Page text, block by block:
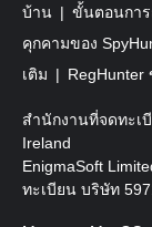
บ้าน ขั้นตอนกา
คุกคามของ
เติม
RegHunter
สำนักงานที่จดทะเ
Ireland
EnigmaSoft
ทะเบียน บริษัท